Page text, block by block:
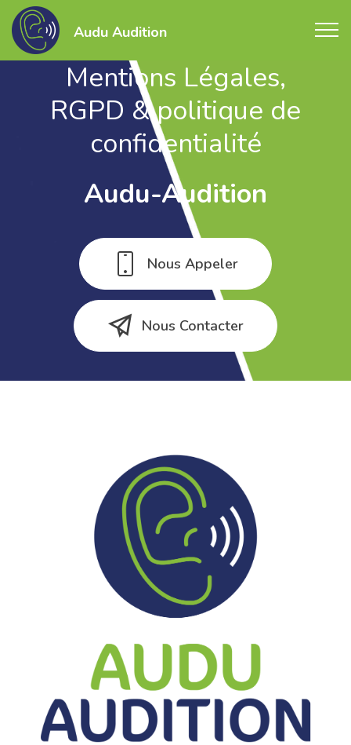
Audu Audition
Mentions Légales,
RGPD & politique de
confidentialité
Audu-Audition
Nous Appeler
Nous Contacter